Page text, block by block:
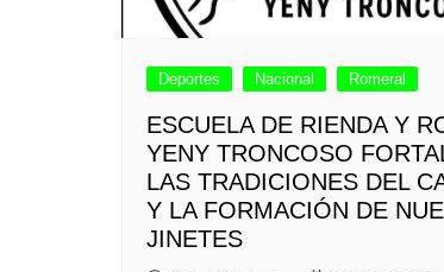
Deportes Nacional Romeral
ESCUELA DE RIENDA Y
YENY TRONCOSO
LAS TRADICIONES DEL
Y LA FORMACIÓN DE
JINETES